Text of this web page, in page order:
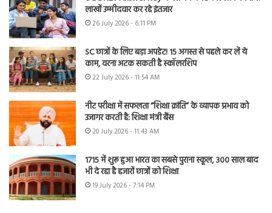
लाखों उम्मीदवार कर रहे इंतजार
26 July 2026 - 6:11 PM
SC छात्रों के लिए बड़ा अपडेट! 15 अगस्त से पहले कर लें ये
काम, वरना अटक सकती है स्कॉलरशिप
22 July 2026 - 11:54 AM
नीट परीक्षा में सफलता “शिक्षा क्रांति” के व्यापक प्रभाव को
उजागर करती है: शिक्षा मंत्री बैंस
20 July 2026 - 11:43 AM
1715 में शुरू हुआ भारत का सबसे पुराना स्कूल, 300 साल बाद
भी दे रहा है हजारों छात्रों को शिक्षा
19 July 2026 - 7:14 PM